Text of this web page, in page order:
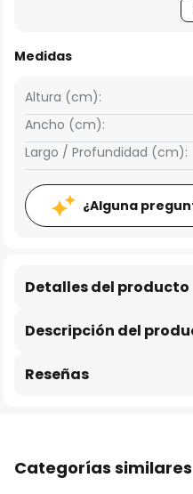
Medidas
Ancho (cm):
Altura (cm):
Largo / Profundidad (cm):
¿Alguna
Descripción del
Detalles del producto
Reseñas
Categorías similares